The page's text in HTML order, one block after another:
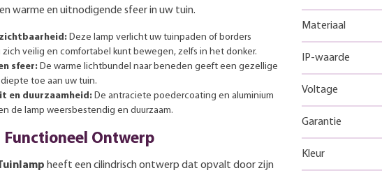
warme en uitnodigende sfeer in uw tuin.
Deze lamp verlicht uw tuinpaden of borders
zich veilig en comfortabel kunt bewegen, zelfs in het donker.
sfeer: De warme lichtbundel naar beneden geeft een gezellige
toe aan uw tuin.
en duurzaamheid: De antraciete poedercoating en aluminium
de lamp weersbestendig en duurzaam.
Functioneel Ontwerp
heeft een cilindrisch ontwerp dat opvalt door zijn
Materiaal
IP-waarde
Voltage
Garantie
Kleur